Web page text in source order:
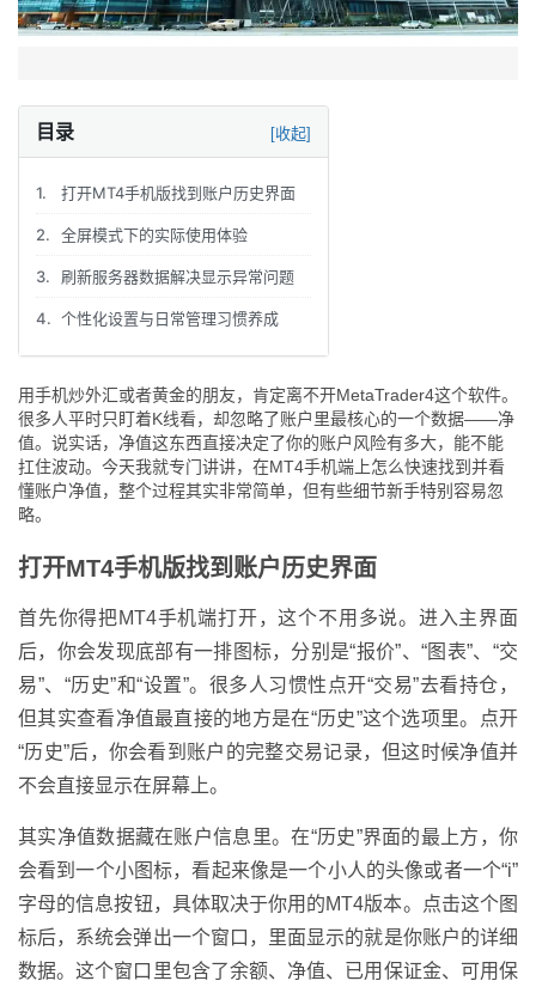
目录 [收起]
1. 打开MT4手机版找到账户历史界面
2. 全屏模式下的实际使用体验
3. 刷新服务器数据解决显示异常问题
4. 个性化设置与日常管理习惯养成
用手机炒外汇或者黄金的朋友，肯定离不开MetaTrader4这个软件。
很多人平时只盯着K线看，却忽略了账户里最核心的一个数据——净
值。说实话，净值这东西直接决定了你的账户风险有多大，能不能
扛住波动。今天我就专门讲讲，在MT4手机端上怎么快速找到并看
懂账户净值，整个过程其实非常简单，但有些细节新手特别容易忽
略。
打开MT4手机版找到账户历史界面
首先你得把MT4手机端打开，这个不用多说。进入主界面
后，你会发现底部有一排图标，分别是“报价”、“图表”、“交
易”、“历史”和“设置”。很多人习惯性点开“交易”去看持仓，
但其实查看净值最直接的地方是在“历史”这个选项里。点开
“历史”后，你会看到账户的完整交易记录，但这时候净值并
不会直接显示在屏幕上。
其实净值数据藏在账户信息里。在“历史”界面的最上方，你
会看到一个小图标，看起来像是一个小人的头像或者一个“i”
字母的信息按钮，具体取决于你用的MT4版本。点击这个图
标后，系统会弹出一个窗口，里面显示的就是你账户的详细
数据。这个窗口里包含了余额、净值、已用保证金、可用保